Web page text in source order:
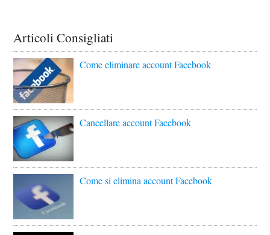
Articoli Consigliati
Come eliminare account Facebook
Cancellare account Facebook
Come si elimina account Facebook